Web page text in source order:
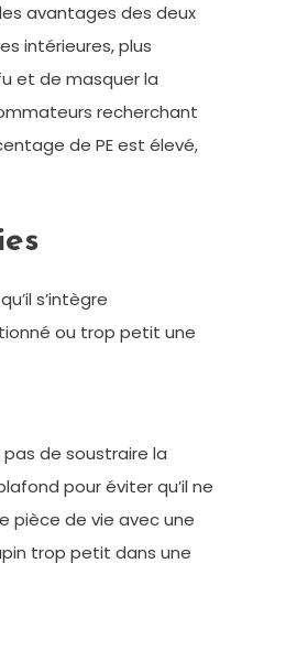
avantages des deux
intérieures, plus
et de masquer la
recherchant
de PE est élevé,
s’intègre
ou trop petit une
de soustraire la
pour éviter qu’il ne
pièce de vie avec une
trop petit dans une